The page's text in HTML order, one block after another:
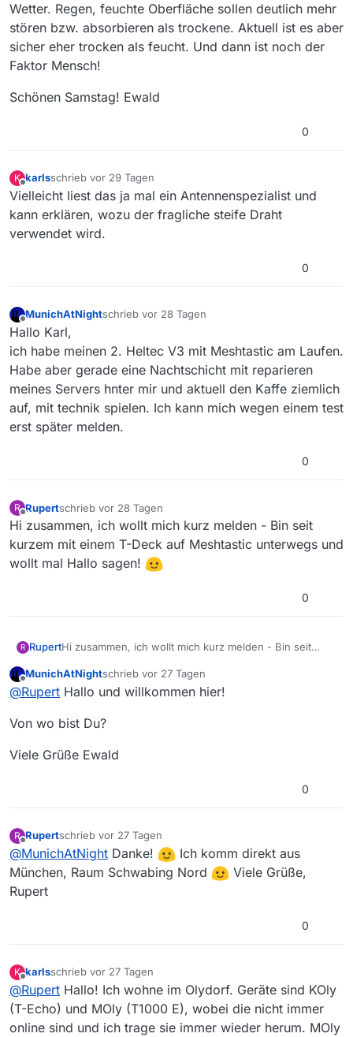
Wetter. Regen, feuchte Oberfläche sollen deutlich mehr
stören bzw. absorbieren als trockene. Aktuell ist es aber
sicher eher trocken als feucht. Und dann ist noch der
Faktor Mensch!
Schönen Samstag! Ewald
0
K
Offline
karlsschrieb vor 29 Tagen
zuletzt editiert von
Vielleicht liest das ja mal ein Antennenspezialist und
kann erklären, wozu der fragliche steife Draht
verwendet wird.
0
Offline
MunichAtNightschrieb vor 28 Tagen
zuletzt editiert von
Hallo Karl,
ich habe meinen 2. Heltec V3 mit Meshtastic am Laufen.
Habe aber gerade eine Nachtschicht mit reparieren
meines Servers hnter mir und aktuell den Kaffe ziemlich
auf, mit technik spielen. Ich kann mich wegen einem test
erst später melden.
0
R Rupertschrieb vor 28 Tagen
zuletzt editiert von
Hi zusammen, ich wollt mich kurz melden - Bin seit
kurzem mit einem T-Deck auf Meshtastic unterwegs und
wollt mal Hallo sagen!
0
R RupertHi zusammen, ich wollt mich kurz melden - Bin seit
und wollt mal Hallo sagen!
Offline
MunichAtNightschrieb vor 27 Tagen
zuletzt editiert von
@Rupert Hallo und willkommen hier!
Von wo bist Du?
Viele Grüße Ewald
0
R
Offline
Rupertschrieb vor 27 Tagen
zuletzt editiert von
@MunichAtNight Danke!
Ich komm direkt aus
München, Raum Schwabing Nord
Viele Grüße,
Rupert
0
K
Offline
karlsschrieb vor 27 Tagen
zuletzt editiert von
@Rupert Hallo! Ich wohne im Olydorf. Geräte sind KOly
(T-Echo) und MOly (T1000 E), wobei die nicht immer
online sind und ich trage sie immer wieder herum. MOly